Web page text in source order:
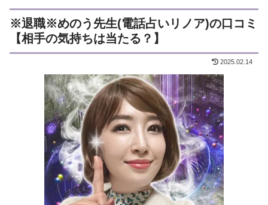
※退職※めのう先生(電話占いリノア)の口コミ
【相手の気持ちは当たる？】
2025.02.14